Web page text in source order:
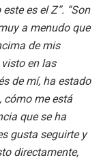
es el Z”. “Son
a menudo que
de mis
en las
de mí, ha estado
cómo me está
que se ha
gusta seguirte y
directamente,